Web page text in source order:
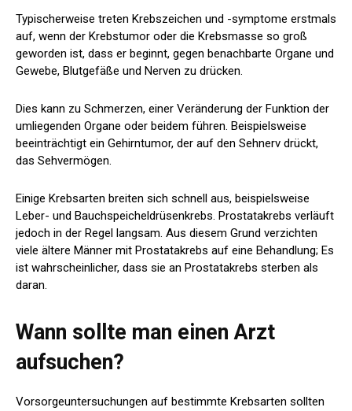
Typischerweise treten Krebszeichen und -symptome erstmals
auf, wenn der Krebstumor oder die Krebsmasse so groß
geworden ist, dass er beginnt, gegen benachbarte Organe und
Gewebe, Blutgefäße und Nerven zu drücken.
Dies kann zu Schmerzen, einer Veränderung der Funktion der
umliegenden Organe oder beidem führen. Beispielsweise
beeinträchtigt ein Gehirntumor, der auf den Sehnerv drückt,
das Sehvermögen.
Einige Krebsarten breiten sich schnell aus, beispielsweise
Leber- und Bauchspeicheldrüsenkrebs. Prostatakrebs verläuft
jedoch in der Regel langsam. Aus diesem Grund verzichten
viele ältere Männer mit Prostatakrebs auf eine Behandlung; Es
ist wahrscheinlicher, dass sie an Prostatakrebs sterben als
daran.
Wann sollte man einen Arzt
aufsuchen?
Vorsorgeuntersuchungen auf bestimmte Krebsarten sollten